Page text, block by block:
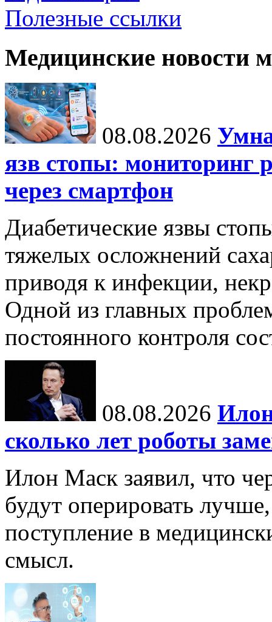
Полезные ссылки
Медицинские новости
08.08.2026
язв стопы: мониторинг
через смартфон
Диабетические язвы
тяжелых осложнений
приводя к инфекции,
Одной из главных
постоянного контроля
08.08.2026
сколько лет роботы
Илон Маск заявил, что
будут оперировать
поступление в
смысл.